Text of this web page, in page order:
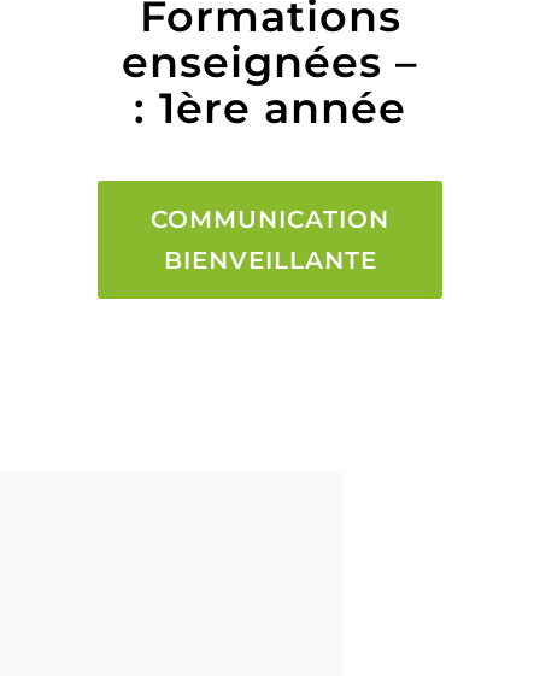
Formations
enseignées –
1ère année :
COMMUNICATION
BIENVEILLANTE